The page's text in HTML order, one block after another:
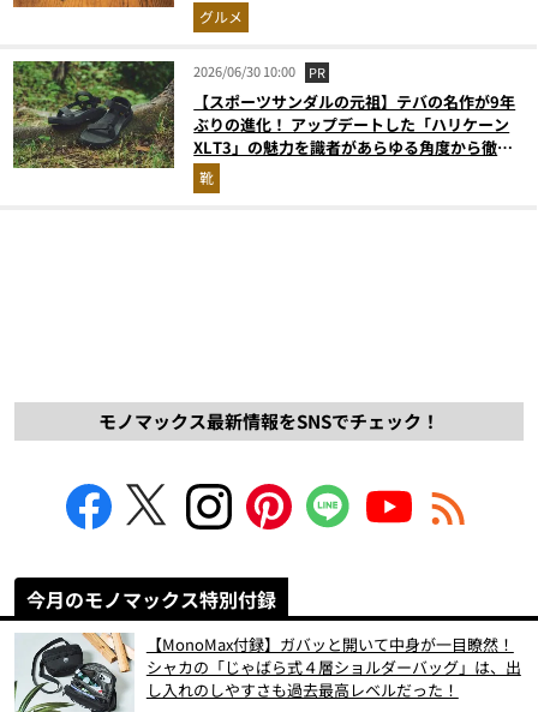
グルメ
2026/06/30 10:00 PR
【スポーツサンダルの元祖】テバの名作が9年
ぶりの進化！ アップデートした「ハリケーン
XLT3」の魅力を識者があらゆる角度から徹底
解説！
靴
モノマックス最新情報をSNSでチェック！
今月のモノマックス特別付録
【MonoMax付録】ガバッと開いて中身が一目瞭然！
シャカの「じゃばら式４層ショルダーバッグ」は、出
し入れのしやすさも過去最高レベルだった！